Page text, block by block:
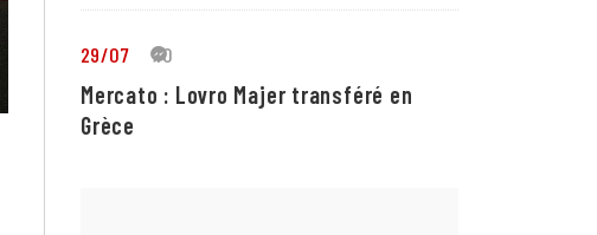
29/07 10
Mercato : Lovro Majer transféré en
Grèce